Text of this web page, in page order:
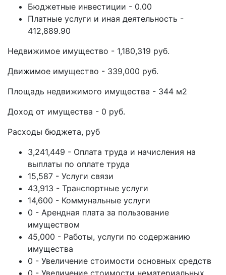
Бюджетные инвестиции - 0.00
Платные услуги и иная деятельность -
412,889.90
Недвижимое имущество - 1,180,319 руб.
Движимое имущество - 339,000 руб.
Площадь недвижимого имущества - 344 м2
Доход от имущества - 0 руб.
Расходы бюджета, руб
3,241,449 - Оплата труда и начисления на
выплаты по оплате труда
15,587 - Услуги связи
43,913 - Транспортные услуги
14,600 - Коммунальные услуги
0 - Арендная плата за пользование
имуществом
45,000 - Работы, услуги по содержанию
имущества
0 - Увеличение стоимости основных средств
0 - Увеличение стоимости нематериальных